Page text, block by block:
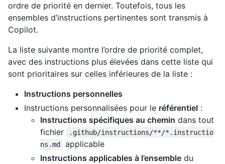
ordre de priorité en dernier. Toutefois, tous les
ensembles d’instructions pertinentes sont transmis à
Copilot.
La liste suivante montre l’ordre de priorité complet,
avec des instructions plus élevées dans cette liste qui
sont prioritaires sur celles inférieures de la liste :
Instructions personnelles
Instructions personnalisées pour le référentiel :
Instructions spécifiques au chemin dans tout
fichier
.github/instructions/**/*.instructio
ns.md
applicable
Instructions applicables à l’ensemble du